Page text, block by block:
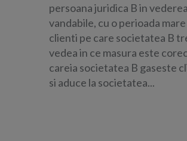
persoana juridica B in
vandabile, cu o perioada
clienti pe care societatea B
vedea in ce masura este
careia societatea B gaseste
si aduce la societatea...